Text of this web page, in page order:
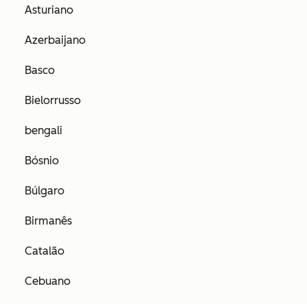
Asturiano
Azerbaijano
Basco
Bielorrusso
bengali
Bósnio
Búlgaro
Birmanês
Catalão
Cebuano